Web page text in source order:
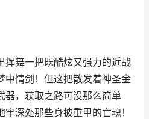
挥舞一把既酷炫又强力的近战
中情剑！但这把散发着神圣金
器，获取之路可没那么简单
深处那些身披重甲的亡魂！